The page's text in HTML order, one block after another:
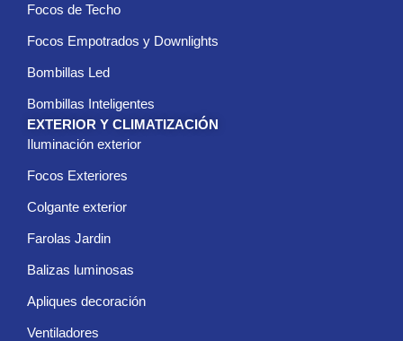
Focos de Techo
Focos Empotrados y Downlights
Bombillas Led
Bombillas Inteligentes
EXTERIOR Y CLIMATIZACIÓN
Iluminación exterior
Focos Exteriores
Colgante exterior
Farolas Jardin
Balizas luminosas
Apliques decoración
Ventiladores